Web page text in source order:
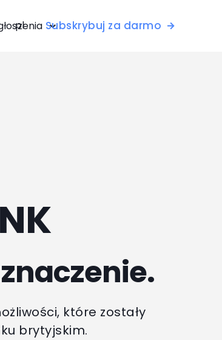
pl Subskrybuj za darmo
które zostały
brytyjskim.